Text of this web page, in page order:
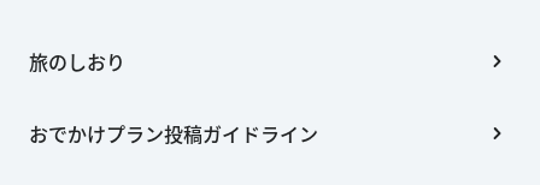
旅のしおり
おでかけプラン投稿ガイドライン